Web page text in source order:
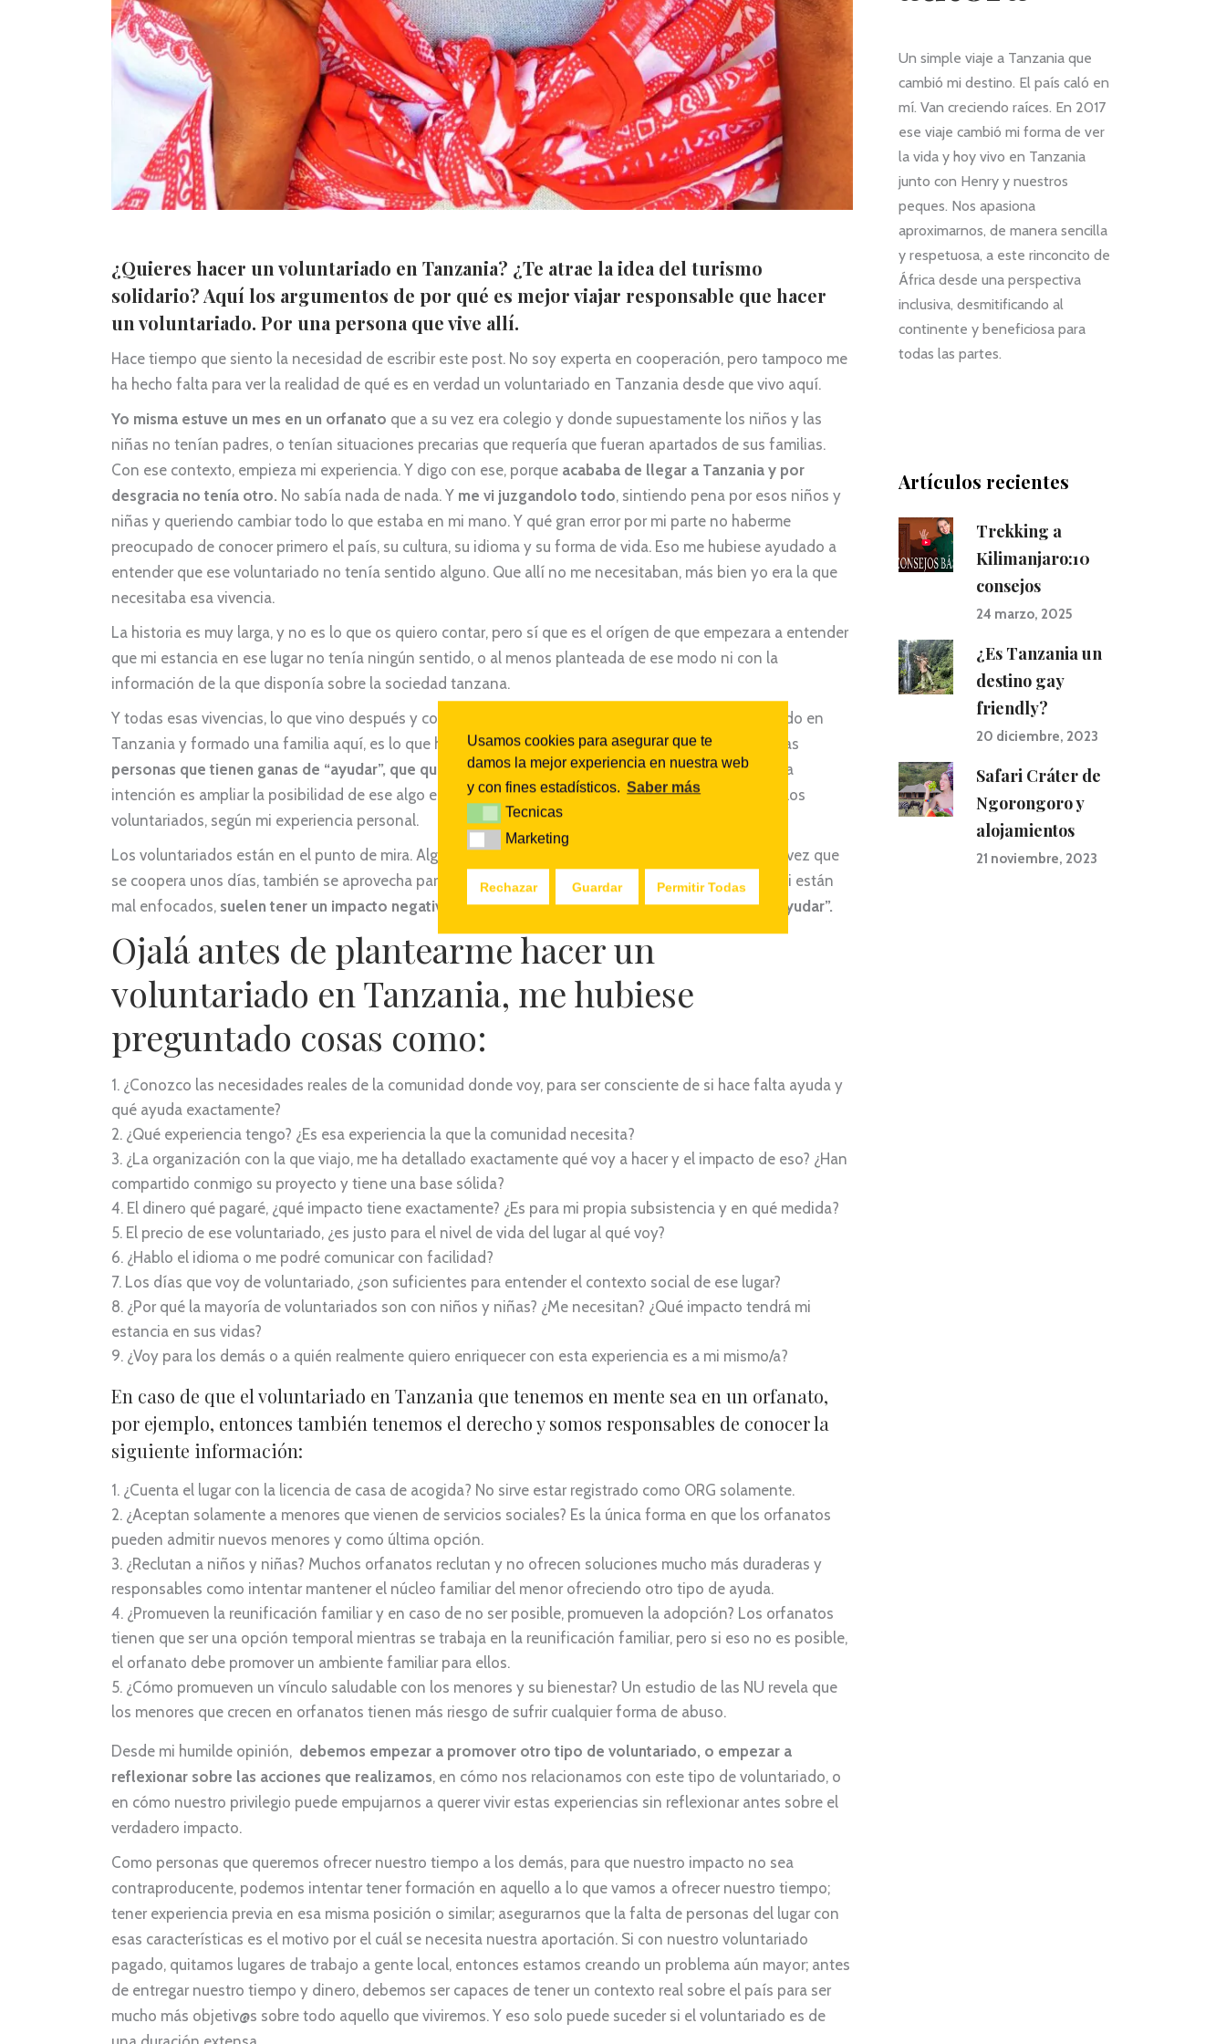
¿Quieres hacer un voluntariado en Tanzania? ¿Te atrae la idea del turismo
solidario? Aquí los argumentos de por qué es mejor viajar responsable que hacer
un voluntariado. Por una persona que vive allí.
Hace tiempo que siento la necesidad de escribir este post. No soy experta en cooperación, pero tampoco me
ha hecho falta para ver la realidad de qué es en verdad un voluntariado en Tanzania desde que vivo aquí.
Yo misma estuve un mes en un orfanato que a su vez era colegio y donde supuestamente los niños y las
niñas no tenían padres, o tenían situaciones precarias que requería que fueran apartados de sus familias.
Con ese contexto, empieza mi experiencia. Y digo con ese, porque acababa de llegar a Tanzania y por
desgracia no tenía otro. No sabía nada de nada. Y me vi juzgandolo todo, sintiendo pena por esos niños y
niñas y queriendo cambiar todo lo que estaba en mi mano. Y qué gran error por mi parte no haberme
preocupado de conocer primero el país, su cultura, su idioma y su forma de vida. Eso me hubiese ayudado a
entender que ese voluntariado no tenía sentido alguno. Que allí no me necesitaban, más bien yo era la que
necesitaba esa vivencia.
La historia es muy larga, y no es lo que os quiero contar, pero sí que es el orígen de que empezara a entender
que mi estancia en ese lugar no tenía ningún sentido, o al menos planteada de ese modo ni con la
información de la que disponía sobre la sociedad tanzana.
Y todas esas vivencias, lo que vino después y como he ido evolucionando a raíz de haberme instalado en
Tanzania y formado una familia aquí, es lo que ha propiciado este post. Mi necesidad de llegar a esas
personas que tienen ganas de “ayudar”, que quieren sentir que aportan algo en sus viajes.Mi única
intención es ampliar la posibilidad de ese algo e ir más allá a la vez que poner un poco de luz sobre los
voluntariados, según mi experiencia personal.
Los voluntariados están en el punto de mira. Algunos se los conoce como
ya que a la vez que
se coopera unos días, también se aprovecha para hacer turismo por el país. Algunos voluntariados, si están
mal enfocados, suelen tener un impacto negativo sobre la sociedad a la que en teoría vamos a “ayudar”.
Ojalá antes de plantearme hacer un
voluntariado en Tanzania, me hubiese
preguntado cosas como:
¿Conozco las necesidades reales de la comunidad donde voy, para ser consciente de si hace falta ayuda y
qué ayuda exactamente?
¿Qué experiencia tengo? ¿Es esa experiencia la que la comunidad necesita?
¿La organización con la que viajo, me ha detallado exactamente qué voy a hacer y el impacto de eso? ¿Han
compartido conmigo su proyecto y tiene una base sólida?
El dinero qué pagaré, ¿qué impacto tiene exactamente? ¿Es para mi propia subsistencia y en qué medida?
El precio de ese voluntariado, ¿es justo para el nivel de vida del lugar al qué voy?
¿Hablo el idioma o me podré comunicar con facilidad?
Los días que voy de voluntariado, ¿son suficientes para entender el contexto social de ese lugar?
¿Por qué la mayoría de voluntariados son con niños y niñas? ¿Me necesitan? ¿Qué impacto tendrá mi
estancia en sus vidas?
¿Voy para los demás o a quién realmente quiero enriquecer con esta experiencia es a mi mismo/a?
En caso de que el voluntariado en Tanzania que tenemos en mente sea en un orfanato,
por ejemplo, entonces también tenemos el derecho y somos responsables de conocer la
siguiente información:
¿Cuenta el lugar con la licencia de casa de acogida? No sirve estar registrado como ORG solamente.
¿Aceptan solamente a menores que vienen de servicios sociales? Es la única forma en que los orfanatos
pueden admitir nuevos menores y como última opción.
¿Reclutan a niños y niñas? Muchos orfanatos reclutan y no ofrecen soluciones mucho más duraderas y
responsables como intentar mantener el núcleo familiar del menor ofreciendo otro tipo de ayuda.
¿Promueven la reunificación familiar y en caso de no ser posible, promueven la adopción? Los orfanatos
tienen que ser una opción temporal mientras se trabaja en la reunificación familiar, pero si eso no es posible,
el orfanato debe promover un ambiente familiar para ellos.
¿Cómo promueven un vínculo saludable con los menores y su bienestar? Un estudio de las NU revela que
los menores que crecen en orfanatos tienen más riesgo de sufrir cualquier forma de abuso.
Desde mi humilde opinión, debemos empezar a promover otro tipo de voluntariado, o empezar a
reflexionar sobre las acciones que realizamos, en cómo nos relacionamos con este tipo de voluntariado, o
en cómo nuestro privilegio puede empujarnos a querer vivir estas experiencias sin reflexionar antes sobre el
verdadero impacto.
Como personas que queremos ofrecer nuestro tiempo a los demás, para que nuestro impacto no sea
contraproducente, podemos intentar tener formación en aquello a lo que vamos a ofrecer nuestro tiempo;
tener experiencia previa en esa misma posición o similar; asegurarnos que la falta de personas del lugar con
esas características es el motivo por el cuál se necesita nuestra aportación. Si con nuestro voluntariado
pagado, quitamos lugares de trabajo a gente local, entonces estamos creando un problema aún mayor; antes
de entregar nuestro tiempo y dinero, debemos ser capaces de tener un contexto real sobre el país para ser
mucho más objetiv@s sobre todo aquello que viviremos. Y eso solo puede suceder si el voluntariado es de
de safari i la Nasra
que amb ella vàrem
visitar les ciutats de
Moshi i Arusha. I com
no, a la Pili que en
cada moment es va
preocupar per
nosaltres.
100% recomanable!!!
Muchas gracias Pili
por hacer inolvidable
este viaje a
Tanzania.
Un simple viaje a Tanzania que
cambió mi destino. El país caló en
mí. Van creciendo raíces. En 2017
ese viaje cambió mi forma de ver
la vida y hoy vivo en Tanzania
junto con Henry y nuestros
peques. Nos apasiona
aproximarnos, de manera sencilla
y respetuosa, a este rinconcito de
África desde una perspectiva
inclusiva, desmitificando al
continente y beneficiosa para
todas las partes.
Artículos recientes
Trekking a
Kilimanjaro:10
consejos
24 marzo, 2025
¿Es Tanzania un
destino gay
friendly?
20 diciembre, 2023
Safari Cráter de
Ngorongoro y
alojamientos
21 noviembre, 2023
Usamos cookies para asegurar que te
damos la mejor experiencia en nuestra web
y con fines estadísticos. Saber más
TecnicasTecnicas
MarketingMarketing
Rechazar Guardar Permitir Todas